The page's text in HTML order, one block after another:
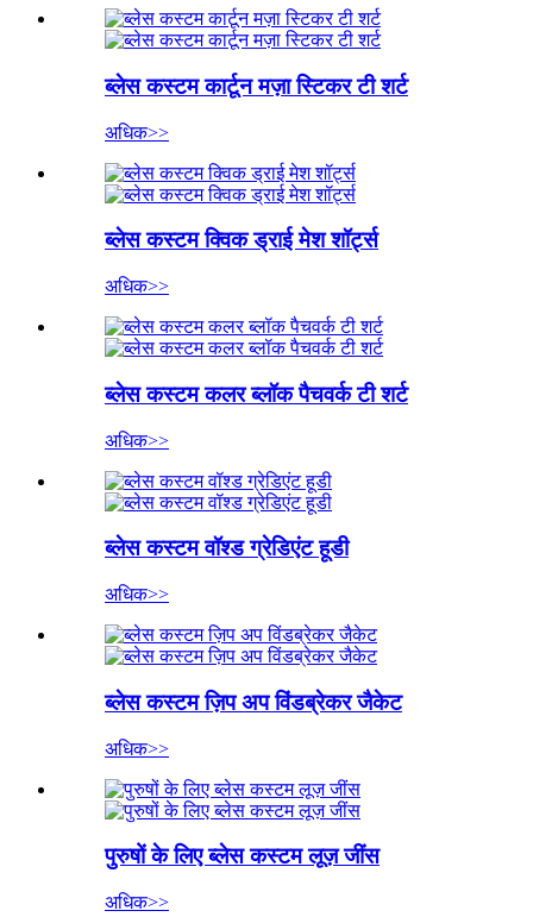
ब्लेस कस्टम कार्टून मज़ा स्टिकर टी शर्ट
अधिक>>
ब्लेस कस्टम क्विक ड्राई मेश शॉर्ट्स
अधिक>>
ब्लेस कस्टम कलर ब्लॉक पैचवर्क टी शर्ट
अधिक>>
ब्लेस कस्टम वॉश्ड ग्रेडिएंट हूडी
अधिक>>
ब्लेस कस्टम ज़िप अप विंडब्रेकर जैकेट​
अधिक>>
पुरुषों के लिए ब्लेस कस्टम लूज़ जींस​
अधिक>>